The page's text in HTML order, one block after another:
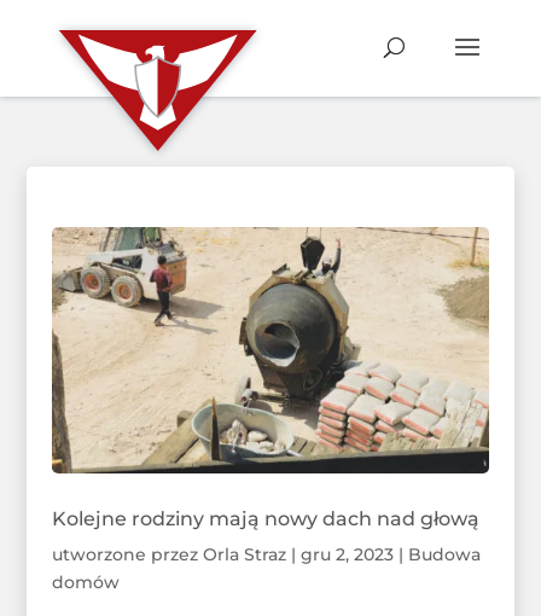
Kolejne rodziny mają nowy dach nad głową
utworzone przez Orla Straz| gru 2, 2023| Budowa
domów